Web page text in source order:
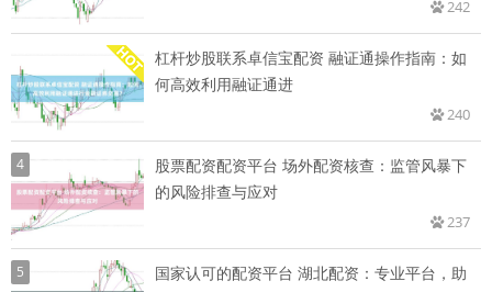
242
杠杆炒股联系卓信宝配资 融证通操作指南：如
何高效利用融证通进
240
4
股票配资配资平台 场外配资核查：监管风暴下
的风险排查与应对
237
5
国家认可的配资平台 湖北配资：专业平台，助